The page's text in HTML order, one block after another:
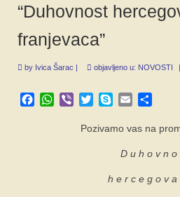
“Duhovnost
franjevaca”
by Ivica Šarac | objavljeno u: NOVOSTI |
Facebook
WhatsApp
Viber TwitterSkypeEmail
Pozivamo vas na
D u h o v n o
h e r c e g o v a